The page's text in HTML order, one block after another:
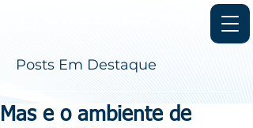
Posts Em Destaque
Mas e o ambiente de